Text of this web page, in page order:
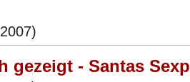
gezeigt - Santas